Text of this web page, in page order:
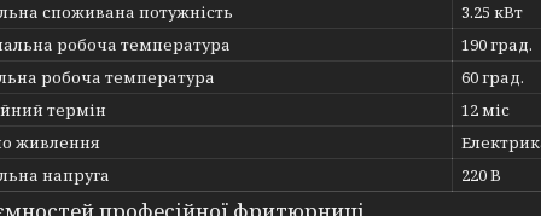
споживана потужність
3.25 кВт
робоча температура
190 град.
робоча температура
60 град.
термін
12 міс
живлення
напруга
220 В